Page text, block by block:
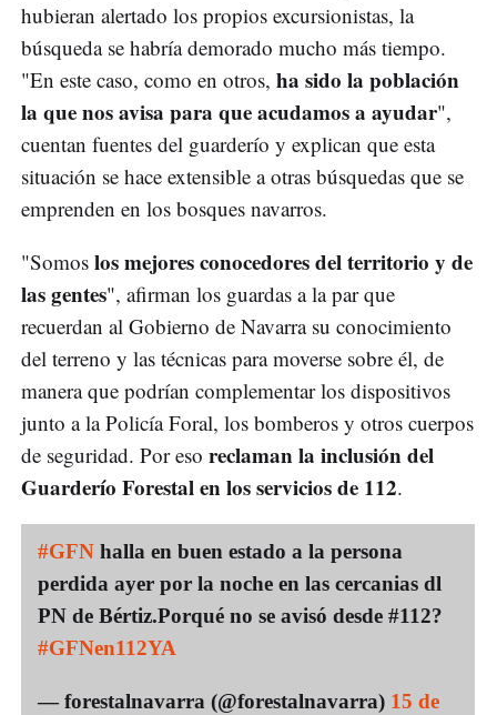
hubieran alertado los propios excursionistas, la
búsqueda se habría demorado mucho más tiempo.
"En este caso, como en otros, ha sido la población
la que nos avisa para que acudamos a ayudar",
cuentan fuentes del guarderío y explican que esta
situación se hace extensible a otras búsquedas que se
emprenden en los bosques navarros.
"Somos los mejores conocedores del territorio y de
las gentes", afirman los guardas a la par que
recuerdan al Gobierno de Navarra su conocimiento
del terreno y las técnicas para moverse sobre él, de
manera que podrían complementar los dispositivos
junto a la Policía Foral, los bomberos y otros cuerpos
de seguridad. Por eso reclaman la inclusión del
Guarderío Forestal en los servicios de 112.
#GFN halla en buen estado a la persona
perdida ayer por la noche en las cercanias dl
PN de Bértiz.Porqué no se avisó desde #112?
#GFNen112YA
— forestalnavarra (@forestalnavarra) 15 de